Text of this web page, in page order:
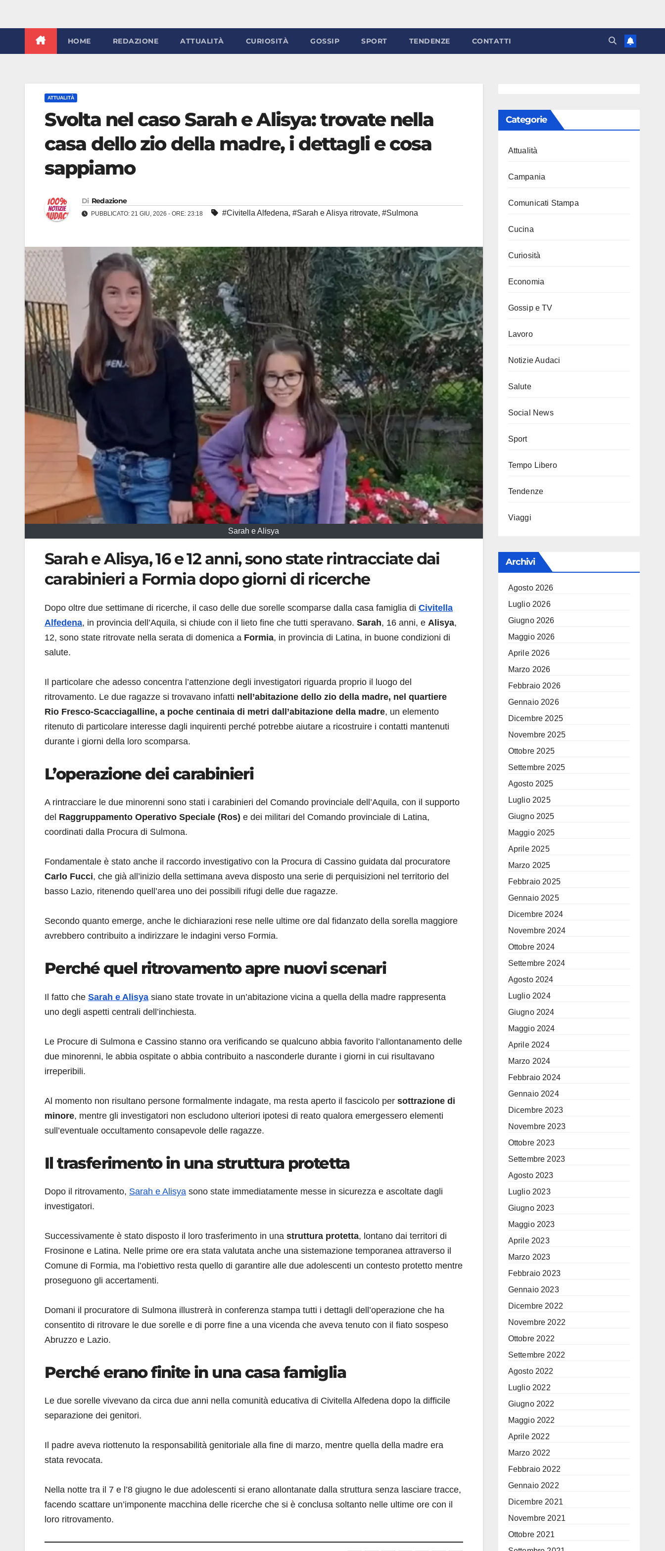
HOME REDAZIONE ATTUALITÀ CURIOSITÀ GOSSIP SPORT TENDENZE CONTATTI
ATTUALITÀ
Svolta nel caso Sarah e Alisya: trovate nella
casa dello zio della madre, i dettagli e cosa
sappiamo
Di Redazione
PUBBLICATO: 21 GIU, 2026 - ORE: 23:18 #Civitella Alfedena, #Sarah e Alisya ritrovate, #Sulmona
Sarah e Alisya
Sarah e Alisya, 16 e 12 anni, sono state rintracciate dai
carabinieri a Formia dopo giorni di ricerche
Dopo oltre due settimane di ricerche, il caso delle due sorelle scomparse dalla casa famiglia di Civitella
Alfedena, in provincia dell’Aquila, si chiude con il lieto fine che tutti speravano. Sarah, 16 anni, e Alisya,
12, sono state ritrovate nella serata di domenica a Formia, in provincia di Latina, in buone condizioni di
salute.
Il particolare che adesso concentra l’attenzione degli investigatori riguarda proprio il luogo del
ritrovamento. Le due ragazze si trovavano infatti nell’abitazione dello zio della madre, nel quartiere
Rio Fresco-Scacciagalline, a poche centinaia di metri dall’abitazione della madre, un elemento
ritenuto di particolare interesse dagli inquirenti perché potrebbe aiutare a ricostruire i contatti mantenuti
durante i giorni della loro scomparsa.
L’operazione dei carabinieri
A rintracciare le due minorenni sono stati i carabinieri del Comando provinciale dell’Aquila, con il supporto
del Raggruppamento Operativo Speciale (Ros) e dei militari del Comando provinciale di Latina,
coordinati dalla Procura di Sulmona.
Fondamentale è stato anche il raccordo investigativo con la Procura di Cassino guidata dal procuratore
Carlo Fucci, che già all’inizio della settimana aveva disposto una serie di perquisizioni nel territorio del
basso Lazio, ritenendo quell’area uno dei possibili rifugi delle due ragazze.
Secondo quanto emerge, anche le dichiarazioni rese nelle ultime ore dal fidanzato della sorella maggiore
avrebbero contribuito a indirizzare le indagini verso Formia.
Perché quel ritrovamento apre nuovi scenari
Il fatto che Sarah e Alisya siano state trovate in un’abitazione vicina a quella della madre rappresenta
uno degli aspetti centrali dell’inchiesta.
Le Procure di Sulmona e Cassino stanno ora verificando se qualcuno abbia favorito l’allontanamento delle
due minorenni, le abbia ospitate o abbia contribuito a nasconderle durante i giorni in cui risultavano
irreperibili.
Al momento non risultano persone formalmente indagate, ma resta aperto il fascicolo per sottrazione di
minore, mentre gli investigatori non escludono ulteriori ipotesi di reato qualora emergessero elementi
sull’eventuale occultamento consapevole delle ragazze.
Il trasferimento in una struttura protetta
Dopo il ritrovamento, Sarah e Alisya sono state immediatamente messe in sicurezza e ascoltate dagli
investigatori.
Successivamente è stato disposto il loro trasferimento in una struttura protetta, lontano dai territori di
Frosinone e Latina. Nelle prime ore era stata valutata anche una sistemazione temporanea attraverso il
Comune di Formia, ma l’obiettivo resta quello di garantire alle due adolescenti un contesto protetto mentre
proseguono gli accertamenti.
Domani il procuratore di Sulmona illustrerà in conferenza stampa tutti i dettagli dell’operazione che ha
consentito di ritrovare le due sorelle e di porre fine a una vicenda che aveva tenuto con il fiato sospeso
Abruzzo e Lazio.
Perché erano finite in una casa famiglia
Le due sorelle vivevano da circa due anni nella comunità educativa di Civitella Alfedena dopo la difficile
separazione dei genitori.
Il padre aveva riottenuto la responsabilità genitoriale alla fine di marzo, mentre quella della madre era
stata revocata.
Nella notte tra il 7 e l’8 giugno le due adolescenti si erano allontanate dalla struttura senza lasciare tracce,
facendo scattare un’imponente macchina delle ricerche che si è conclusa soltanto nelle ultime ore con il
loro ritrovamento.
Categorie
Attualità
Campania
Comunicati Stampa
Cucina
Curiosità
Economia
Gossip e TV
Lavoro
Notizie Audaci
Salute
Social News
Sport
Tempo Libero
Tendenze
Viaggi
Archivi
Agosto 2026
Luglio 2026
Giugno 2026
Maggio 2026
Aprile 2026
Marzo 2026
Febbraio 2026
Gennaio 2026
Dicembre 2025
Novembre 2025
Ottobre 2025
Settembre 2025
Agosto 2025
Luglio 2025
Giugno 2025
Maggio 2025
Aprile 2025
Marzo 2025
Febbraio 2025
Gennaio 2025
Dicembre 2024
Novembre 2024
Ottobre 2024
Settembre 2024
Agosto 2024
Luglio 2024
Giugno 2024
Maggio 2024
Aprile 2024
Marzo 2024
Febbraio 2024
Gennaio 2024
Dicembre 2023
Novembre 2023
Ottobre 2023
Settembre 2023
Agosto 2023
Luglio 2023
Giugno 2023
Maggio 2023
Aprile 2023
Marzo 2023
Febbraio 2023
Gennaio 2023
Dicembre 2022
Novembre 2022
Ottobre 2022
Settembre 2022
Agosto 2022
Luglio 2022
Giugno 2022
Maggio 2022
Aprile 2022
Marzo 2022
Febbraio 2022
Gennaio 2022
Dicembre 2021
Novembre 2021
Ottobre 2021